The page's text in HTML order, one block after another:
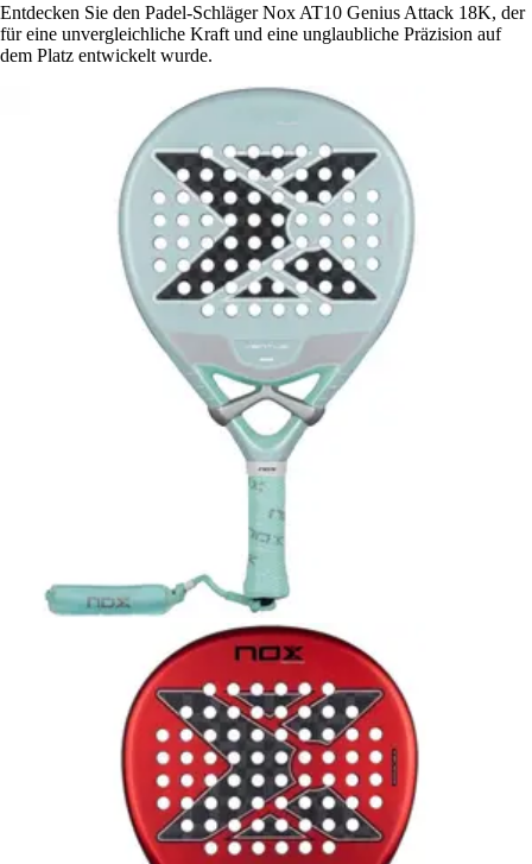
Entdecken Sie den Padel-Schläger Nox AT10 Genius Attack 18K, der
für eine unvergleichliche Kraft und eine unglaubliche Präzision auf
dem Platz entwickelt wurde.